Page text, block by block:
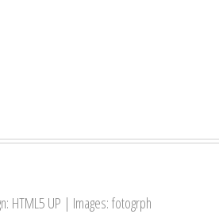
HTML5 UP | Images: fotogrph